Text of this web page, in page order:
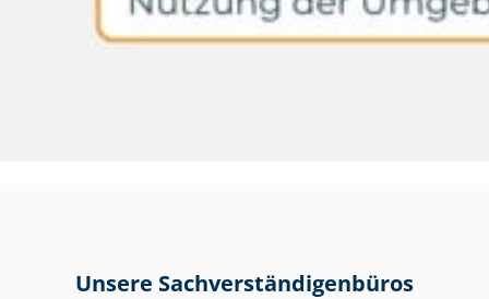
Unsere Sach­ver­stän­di­gen­bü­ros